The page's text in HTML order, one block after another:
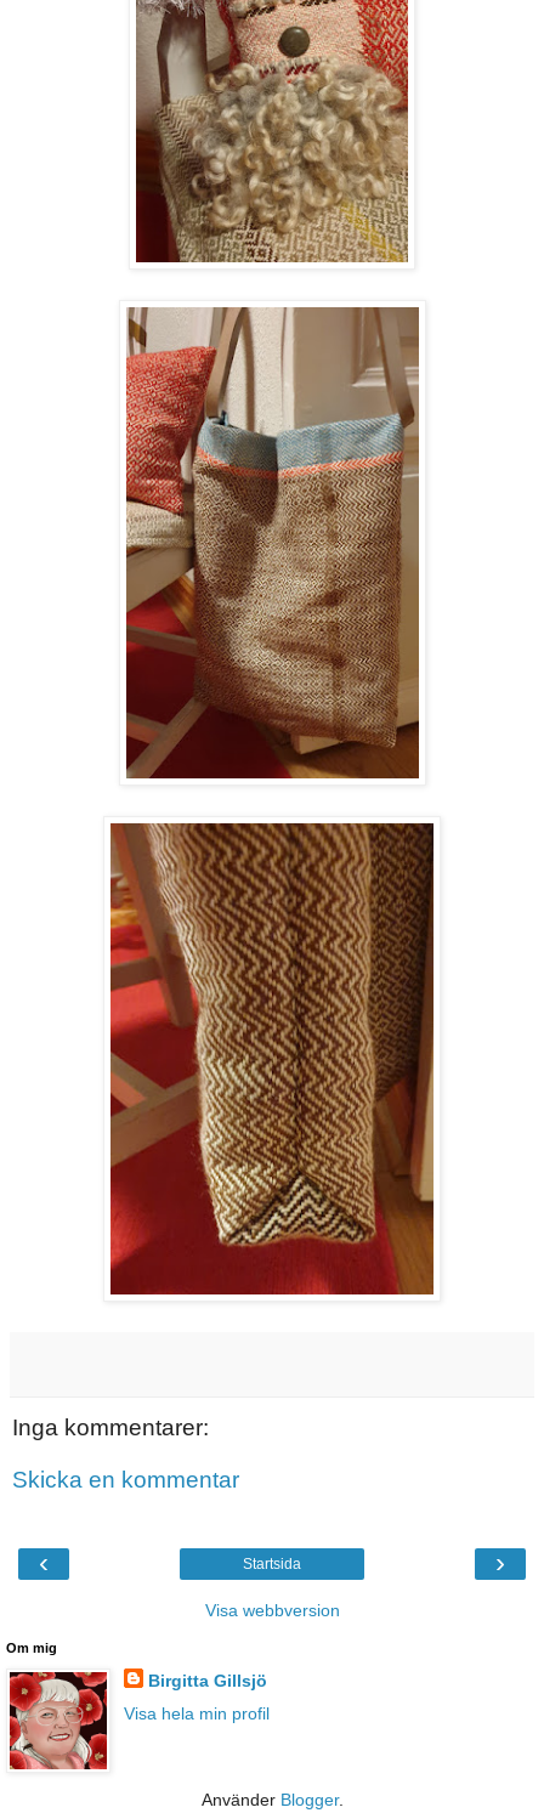
Inga kommentarer:
Skicka en kommentar
‹ ›
Startsida
Visa webbversion
Om mig
Birgitta Gillsjö
Visa hela min profil
Använder Blogger.